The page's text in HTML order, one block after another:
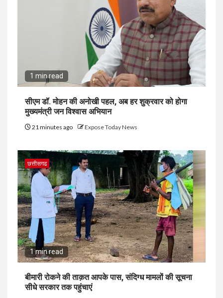
1 min read
सीएम डॉ. मोहन की अनोखी पहल, अब हर शुक्रवार को होगा
मुख्यमंत्री जन विश्वास अभियान
21 minutes ago Expose Today News
छत्तीसगढ
1 min read
बीमारी रोकने की ताक़त आपके पास, संदिग्ध मामलों की सूचना
सीधे सरकार तक पहुंचाएं